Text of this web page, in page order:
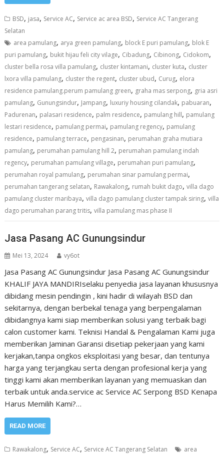
BSD, jasa, Service AC, Service ac area BSD, Service AC Tangerang
Selatan
area pamulang, arya green pamulang, block E puri pamulang, blok E
puri pamulang, bukit hijau feli city vilage, Cibadung, Cibinong, Cidokom,
cluster bella rosa villa pamulang, cluster kintamani, cluster kuta, cluster
lxora villa pamulang, cluster the regent, cluster ubud, Curug, elora
residence pamulang.perum pamulang green, graha mas serpong, gria asri
pamulang, Gunungsindur, Jampang, luxuriy housing cilandak, pabuaran,
Padurenan, palasari residence, palm residence, pamulang hill, pamulang
lestari residence, pamulang permai, pamulang regency, pamulang
residence, pamulang terrace, pengasinan, perumahan graha mutiara
pamulang, perumahan pamulang hill 2, perumahan pamulang indah
regency, perumahan pamulang village, perumahan puri pamulang,
perumahan royal pamulang, perumahan sinar pamulang permai,
perumahan tangerang selatan, Rawakalong, rumah bukit dago,villa dago
pamulang cluster maribaya,villa dago pamulang cluster tampak siring,villa
dago perumahan parang tritis,villa pamulang mas phase II
Jasa Pasang AC Gunungsindur
Mei 13, 2024 vy6ot
Jasa Pasang AC Gunungsindur Jasa Pasang AC Gunungsindur
KHALIF JAYA MANDIRIselaku penyedia jasa layanan khususnya
dibidang mesin pendingin , kini hadir di wilayah BSD dan
sekitarnya, dengan berbekal tenaga yang berpengalaman
dibidangnya kami siap memberikan solusi yang terbaik bagi
calon customer kami. Teknisi Handal & Pengalaman Kami juga
memberikan Jaminan Garansi disetiap pekerjaan yang kami
kerjakan,tanpa ongkos eksploitasi yang besar, dan tentunya
harga yang terjangkau serta dengan profesional kerja yang
tinggi kami akan memberikan layanan yang memuaskan dan
terbaik untuk anda.service ac Service AC Serpong BSD Kenapa
Harus Memilih Kami?…
READ MORE
Rawakalong, Service AC, Service AC Tangerang Selatan
area